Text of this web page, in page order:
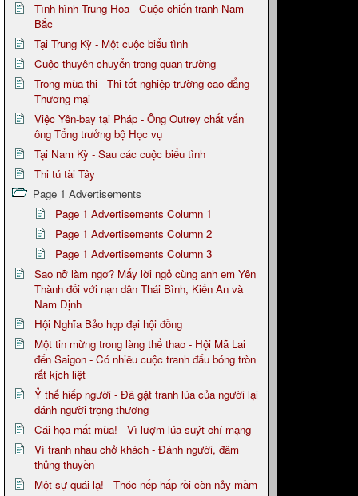
Tình hình Trung Hoa - Cuộc chiến tranh Nam
Bắc
Tại Trung Kỳ - Một cuộc biểu tình
Cuộc thuyên chuyển trong quan trường
Trong mùa thi - Thi tốt nghiệp trường cao đẳng
Thương mại
Việc Yên-bay tại Pháp - Ông Outrey chất vấn
ông Tổng trưởng bộ Học vụ
Tại Nam Kỳ - Sau các cuộc biểu tình
Thi tú tài Tây
Page 1 Advertisements
Page 1 Advertisements Column 1
Page 1 Advertisements Column 2
Page 1 Advertisements Column 3
Sao nỡ làm ngơ? Mấy lời ngỏ cùng anh em Yên
Thành đối với nạn dân Thái Bình, Kiến An và
Nam Định
Hội Nghĩa Bảo họp đại hội đồng
Một tin mừng trong làng thể thao - Hội Mã Lai
đến Saigon - Có nhiều cuộc tranh đấu bóng tròn
rất kịch liệt
Ỷ thế hiếp người - Đã gặt tranh lúa của người lại
đánh người trọng thương
Cái họa mất mùa! - Vì lượm lúa suýt chí mạng
Vì tranh nhau chở khách - Đánh người, đâm
thủng thuyền
Một sự quái lạ! - Thóc nếp hấp rồi còn nảy mầm